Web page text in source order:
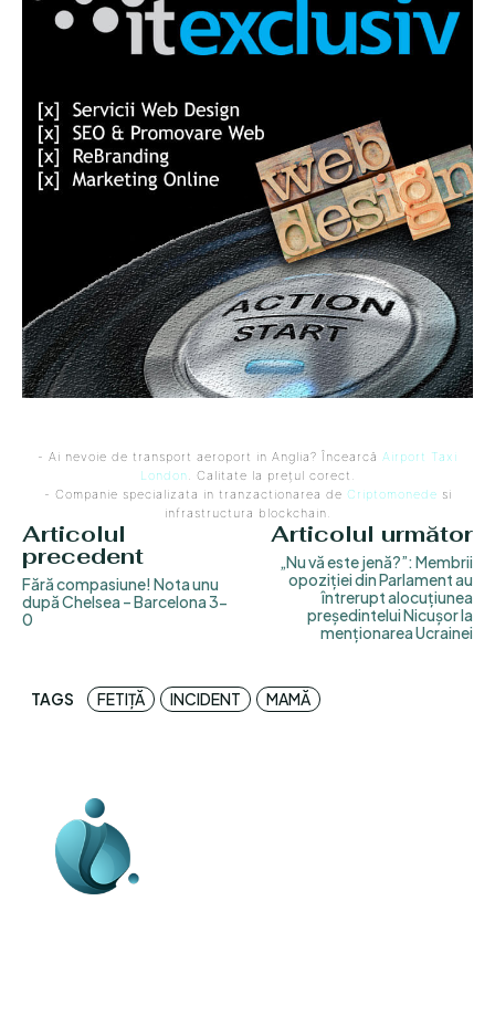
- Ai nevoie de transport aeroport in Anglia? Încearcă Airport Taxi
London. Calitate la prețul corect.
- Companie specializata in tranzactionarea de Criptomonede si
infrastructura blockchain.
Articolul
precedent
Fără compasiune! Nota unu
după Chelsea – Barcelona 3-
0
Articolul următor
„Nu vă este jenă?”: Membrii
opoziției din Parlament au
întrerupt alocuțiunea
președintelui Nicușor la
menționarea Ucrainei
TAGS FETIȚĂ INCIDENT MAMĂ